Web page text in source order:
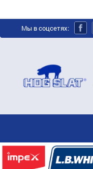
Мы в соцсетях: